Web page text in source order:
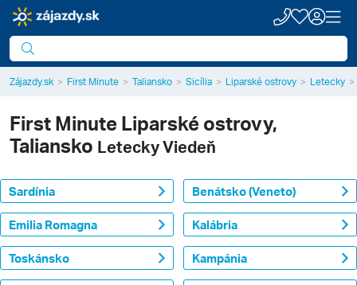
Zájazdy.sk First Minute Taliansko Sicília Liparské ostrovy Letecky
First MinuteLiparské ostrovy,
Taliansko Letecky Viedeň
Sardínia Benátsko (Veneto)
Emilia Romagna Kalábria
Toskánsko Kampánia